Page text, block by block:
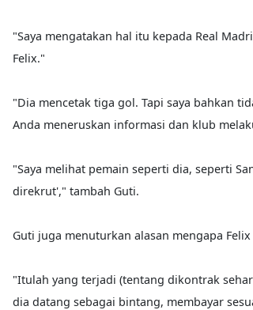
"Saya mengatakan hal itu kepada Real
Felix."
"Dia mencetak tiga gol. Tapi saya bahkan
Anda meneruskan informasi dan klub
"Saya melihat pemain seperti dia, seperti
direkrut'," tambah Guti.
Guti juga menuturkan alasan mengapa
"Itulah yang terjadi (tentang dikontrak
dia datang sebagai bintang, membayar